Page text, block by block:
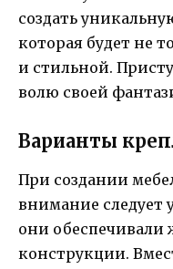
создать
которая будет не
и стильной.
волю своей
Варианты
При создании
внимание следует
они обеспечивали
конструкции.